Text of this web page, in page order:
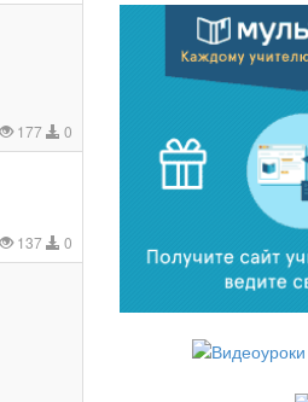
177 0
137 0